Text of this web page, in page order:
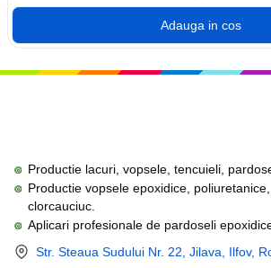
Productie lacuri, vopsele, tencuieli,
Productie vopsele epoxidice,
clorcauciuc.
Aplicari profesionale de pardoseli
Str. Steaua Sudului Nr. 22, Jilava, Ilfov,